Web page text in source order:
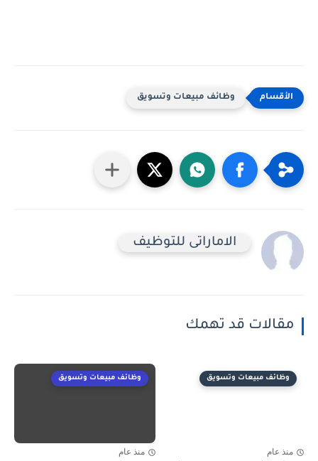
وظائف مبيعات وتسويق
الاماراتى للتوظيف
مقالات قد تهمك
وظائف مبيعات وتسويق
منذ عام
وظائف مبيعات وتسويق
منذ عام